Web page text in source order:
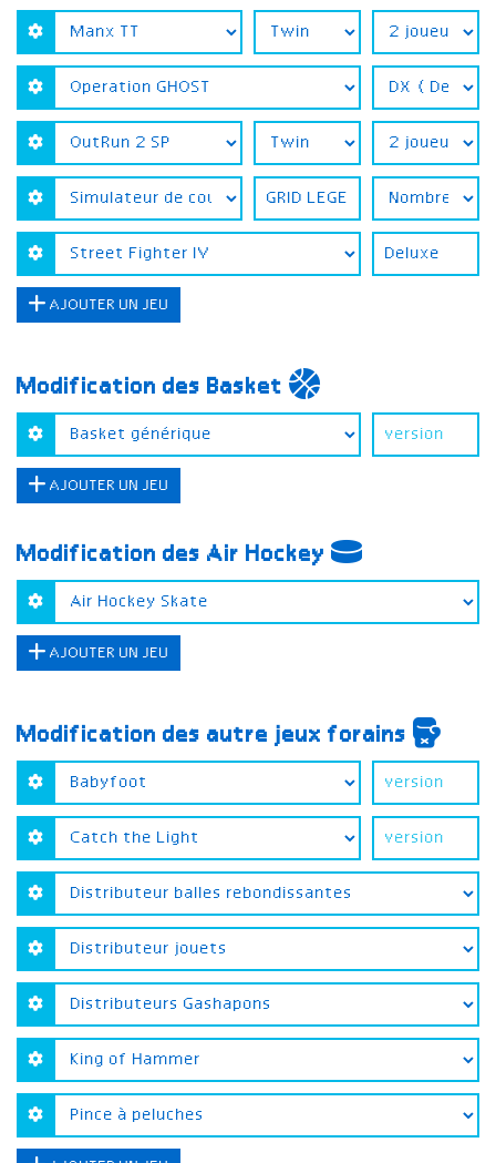
AJOUTER UN JEU
Modification des Basket
AJOUTER UN JEU
Modification des Air Hockey
AJOUTER UN JEU
Modification des autre jeux forains